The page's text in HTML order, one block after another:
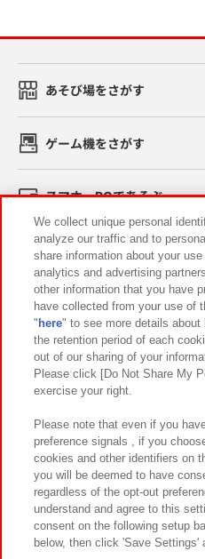
あそび場をさがす
ゲーム機をさがす
スマホ・PCであそぶ
イベント・キャンペーン
関連会社 サステナビ
プライバシーポリシー ウェブ
お取引先さまとともに
カスタマーハラスメント対応方針
©Bandai Namco
We collect unique personal
analyze our traffic and to
share information about your
analytics and advertising
other information that you have
have collected from your use of
" here" to see more details about
the retention period of each
out of our sharing of your
Please click [Do Not Share My
exercise your right.
Please note that even if you
preference signals , if you
cookies and other identifiers on
you will be deemed to have
regardless of the opt-out
understand and agree to this
consent on the following setup
below, then click 'Save Settings'